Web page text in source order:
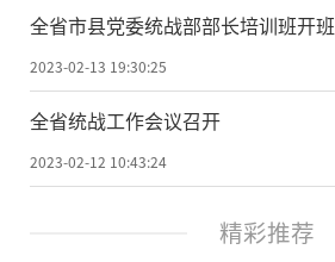
全省市县党委统战部部长培训班开班
2023-02-13 19:30:25
全省统战工作会议召开
2023-02-12 10:43:24
精彩推荐